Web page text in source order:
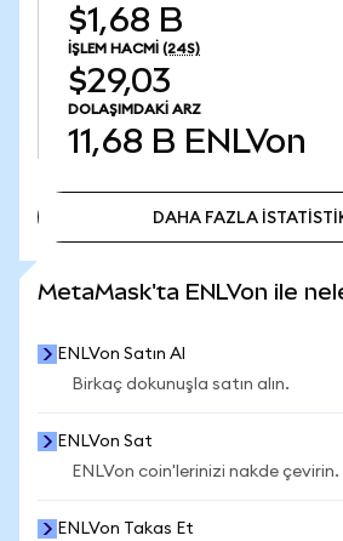
$1,68 B
İŞLEM HACMI (24S)
$29,03
DOLAŞIMDAKI ARZ
11,68 B ENLVon
DAHA FAZLA
MetaMask'ta ENLVon ile
ENLVon Satın Al
Birkaç dokunuşla satın alın.
ENLVon Sat
ENLVon coin'lerinizi nakde çevirin.
ENLVon Takas Et